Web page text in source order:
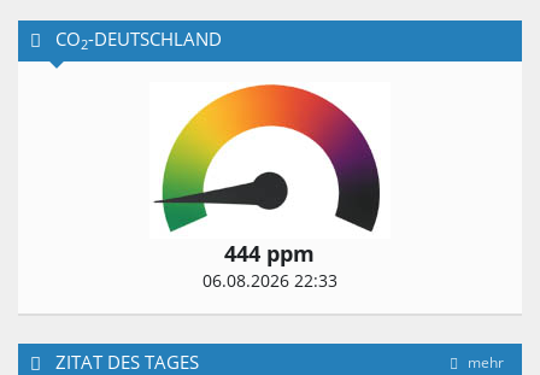
CO2-DEUTSCHLAND
444 ppm
06.08.2026 22:33
mehr
ZITAT DES TAGES